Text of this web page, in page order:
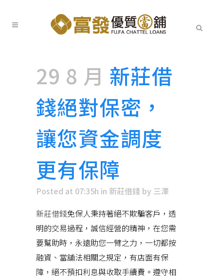
29 8 月 新莊借
錢絕對保密，
讓您資金調度
更有保障
Posted at 07:35h in 新莊借錢 by 三澤
新莊借錢免保人秉持著絕不欺騙客戶，透
明的交易過程，誠信經營的精神，在您需
要幫助時，永遠助您一臂之力，一切都按
融資、當舖法相關之規定，有店面有保
障，絕不預扣利息與收取手續費。遵守相